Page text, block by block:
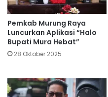
Pemkab Murung Raya
Luncurkan Aplikasi “Halo
Bupati Mura Hebat”
28 Oktober 2025